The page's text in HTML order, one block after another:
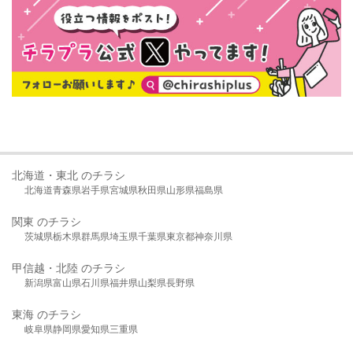
北海道・東北 のチラシ
北海道青森県岩手県宮城県秋田県山形県福島県
関東 のチラシ
茨城県栃木県群馬県埼玉県千葉県東京都神奈川県
甲信越・北陸 のチラシ
新潟県富山県石川県福井県山梨県長野県
東海 のチラシ
岐阜県静岡県愛知県三重県